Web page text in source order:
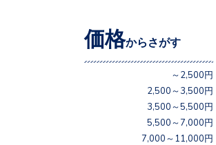
価格からさがす
～2,500円
2,500～3,500円
3,500～5,500円
5,500～7,000円
7,000～11,000円